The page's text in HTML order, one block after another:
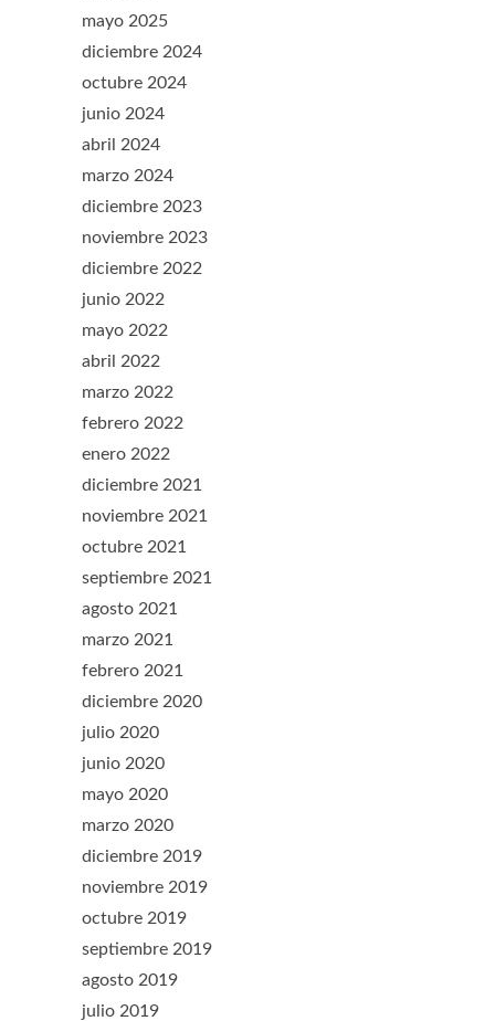
mayo 2025
diciembre 2024
octubre 2024
junio 2024
abril 2024
marzo 2024
diciembre 2023
noviembre 2023
diciembre 2022
junio 2022
mayo 2022
abril 2022
marzo 2022
febrero 2022
enero 2022
diciembre 2021
noviembre 2021
octubre 2021
septiembre 2021
agosto 2021
marzo 2021
febrero 2021
diciembre 2020
julio 2020
junio 2020
mayo 2020
marzo 2020
diciembre 2019
noviembre 2019
octubre 2019
septiembre 2019
agosto 2019
julio 2019